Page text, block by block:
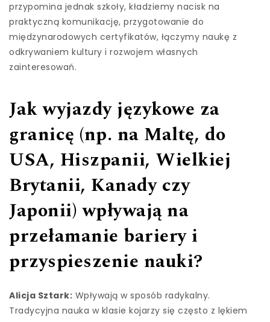
przypomina jednak szkoły, kładziemy nacisk na
praktyczną komunikację, przygotowanie do
międzynarodowych certyfikatów, łączymy naukę z
odkrywaniem kultury i rozwojem własnych
zainteresowań.
Jak wyjazdy językowe za
granicę (np. na Maltę, do
USA, Hiszpanii, Wielkiej
Brytanii, Kanady czy
Japonii) wpływają na
przełamanie bariery i
przyspieszenie nauki?
Alicja Sztark: Wpływają w sposób radykalny.
Tradycyjna nauka w klasie kojarzy się często z lękiem